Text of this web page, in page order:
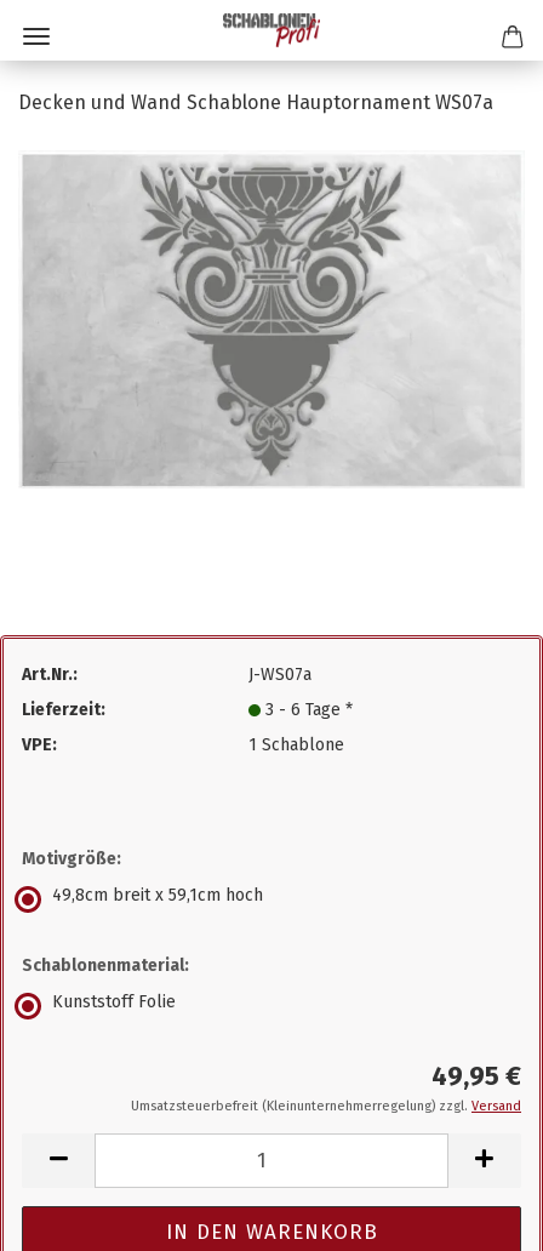
Decken und Wand Schablone Hauptornament WS07a
Art.Nr.:
J-WS07a
Lieferzeit:
3 - 6 Tage *
VPE:
1 Schablone
Motivgröße:
49,8cm breit x 59,1cm hoch
Schablonenmaterial:
Kunststoff Folie
49,95 €
Umsatzsteuerbefreit (Kleinunternehmerregelung) zzgl. Versand